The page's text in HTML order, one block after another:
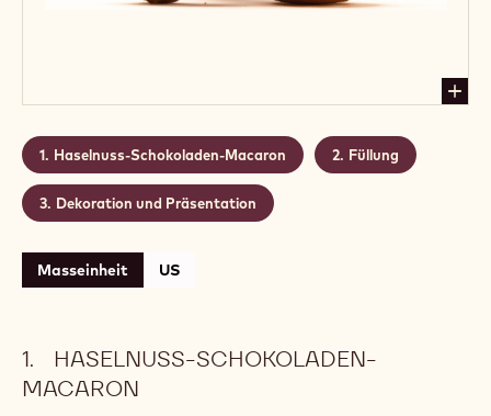
Haselnuss-Schokoladen-Macaron Füllung
Dekoration und Präsentation
Masseinheit US
HASELNUSS-SCHOKOLADEN-
MACARON